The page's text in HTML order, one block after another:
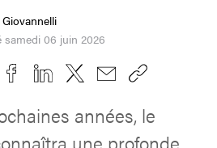
Giovannelli
samedi 06 juin 2026
années, le
une profonde